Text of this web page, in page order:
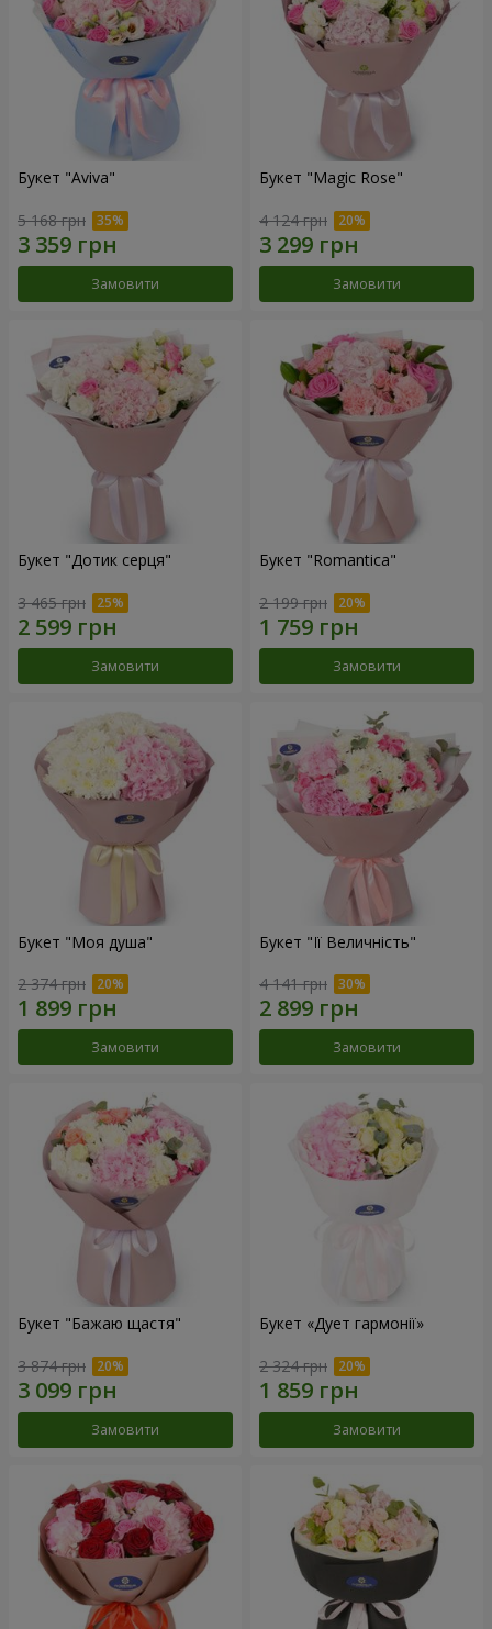
Букет "Aviva"
5 168 грн
Замовити
Букет "Magic Rose"
4 124 грн
Замовити
Букет "Дотик серця"
3 465 грн
Замовити
Букет "Romantica"
2 199 грн
Замовити
Букет "Моя душа"
2 374 грн
Замовити
Букет "Її Величність"
4 141 грн
Замовити
Букет "Бажаю щастя"
3 874 грн
Замовити
Букет «Дует гармонії»
2 324 грн
Замовити